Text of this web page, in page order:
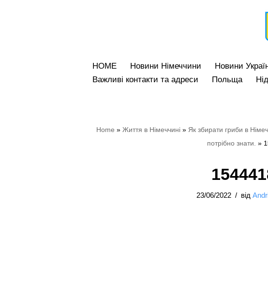
HOME
Новини Німеччини Hовини
Bажливі контакти та адреси
Польща
Home » Життя в Німеччині» Як збирати гриби в
потрібно знати. »
23/06/2022 від